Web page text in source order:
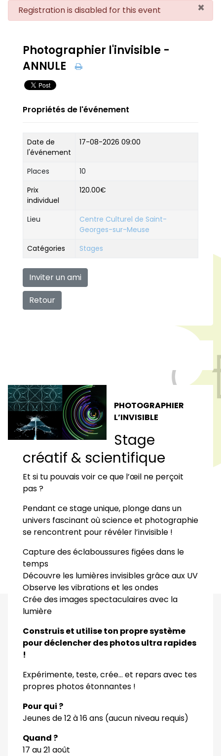
×
danger
Registration is disabled for this event
PHOTOGRAPHIER
L’INVISIBLE
Stage
créatif & scientifique
Et si tu pouvais voir ce que l’œil ne perçoit
pas ?
Pendant ce stage unique, plonge dans un
univers fascinant où science et photographie
se rencontrent pour révéler l’invisible !
Capture des éclaboussures figées dans le
temps
Découvre les lumières invisibles grâce aux UV
Observe les vibrations et les ondes
Crée des images spectaculaires avec la
lumière
Construis et utilise ton propre système
pour déclencher des photos ultra rapides
!
Expérimente, teste, crée… et repars avec tes
propres photos étonnantes !
Pour qui ?
Jeunes de 12 à 16 ans (aucun niveau requis)
Quand ?
17 au 21 août
Photographier l'invisible -
ANNULE
Propriétés de l'événement
Date de
l'événement
17-08-2026 09:00
Places
10
Prix
individuel
120.00€
Lieu
Centre Culturel de Saint-
Georges-sur-Meuse
Catégories
Stages
Inviter un ami
Retour